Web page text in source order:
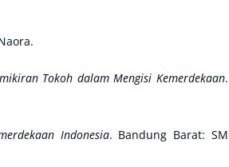
Tokoh dalam Mengisi Kemerdekaan.
Indonesia. Bandung Barat: SM